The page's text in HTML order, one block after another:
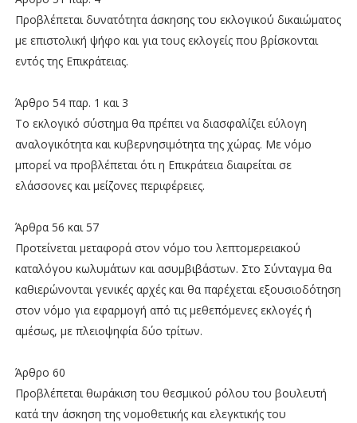
Προβλέπεται δυνατότητα άσκησης του εκλογικού δικαιώματος
με επιστολική ψήφο και για τους εκλογείς που βρίσκονται
εντός της Επικράτειας.
Άρθρο 54 παρ. 1 και 3
Το εκλογικό σύστημα θα πρέπει να διασφαλίζει εύλογη
αναλογικότητα και κυβερνησιμότητα της χώρας. Με νόμο
μπορεί να προβλέπεται ότι η Επικράτεια διαιρείται σε
ελάσσονες και μείζονες περιφέρειες.
Άρθρα 56 και 57
Προτείνεται μεταφορά στον νόμο του λεπτομερειακού
καταλόγου κωλυμάτων και ασυμβιβάστων. Στο Σύνταγμα θα
καθιερώνονται γενικές αρχές και θα παρέχεται εξουσιοδότηση
στον νόμο για εφαρμογή από τις μεθεπόμενες εκλογές ή
αμέσως, με πλειοψηφία δύο τρίτων.
Άρθρο 60
Προβλέπεται θωράκιση του θεσμικού ρόλου του βουλευτή
κατά την άσκηση της νομοθετικής και ελεγκτικής του